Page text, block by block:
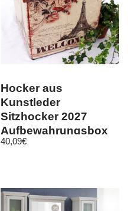
Hocker aus
Kunstleder
Sitzhocker 2027
Aufbewahrungsbox
40 cm Sitzwürfel
40,09€